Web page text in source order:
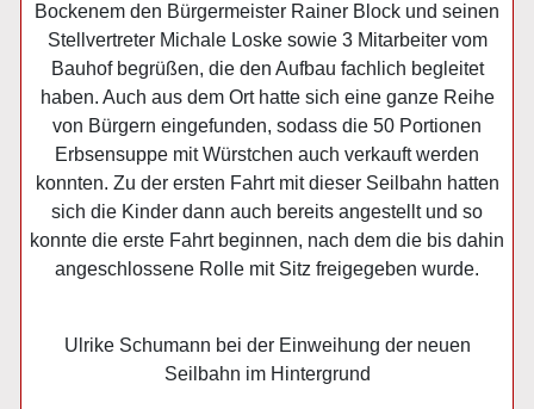
Bockenem den Bürgermeister Rainer Block und seinen
Stellvertreter Michale Loske sowie 3 Mitarbeiter vom
Bauhof begrüßen, die den Aufbau fachlich begleitet
haben. Auch aus dem Ort hatte sich eine ganze Reihe
von Bürgern eingefunden, sodass die 50 Portionen
Erbsensuppe mit Würstchen auch verkauft werden
konnten. Zu der ersten Fahrt mit dieser Seilbahn hatten
sich die Kinder dann auch bereits angestellt und so
konnte die erste Fahrt beginnen, nach dem die bis dahin
angeschlossene Rolle mit Sitz freigegeben wurde.
Ulrike Schumann bei der Einweihung der neuen
Seilbahn im Hintergrund